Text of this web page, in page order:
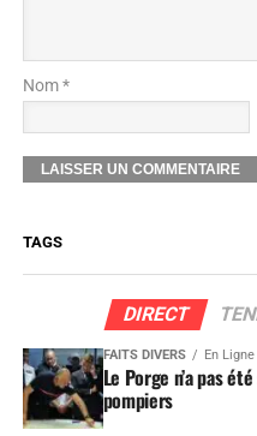
Nom *
TAGS
DIRECT
FAITS DIVERS En
Le Porge n’a pas
pompiers